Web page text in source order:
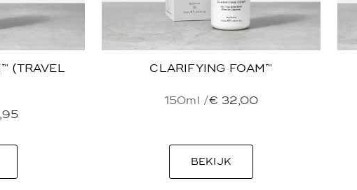
(TRAVEL
CLARIFYING FOAM™
150ml /€ 32,00
BEKIJK